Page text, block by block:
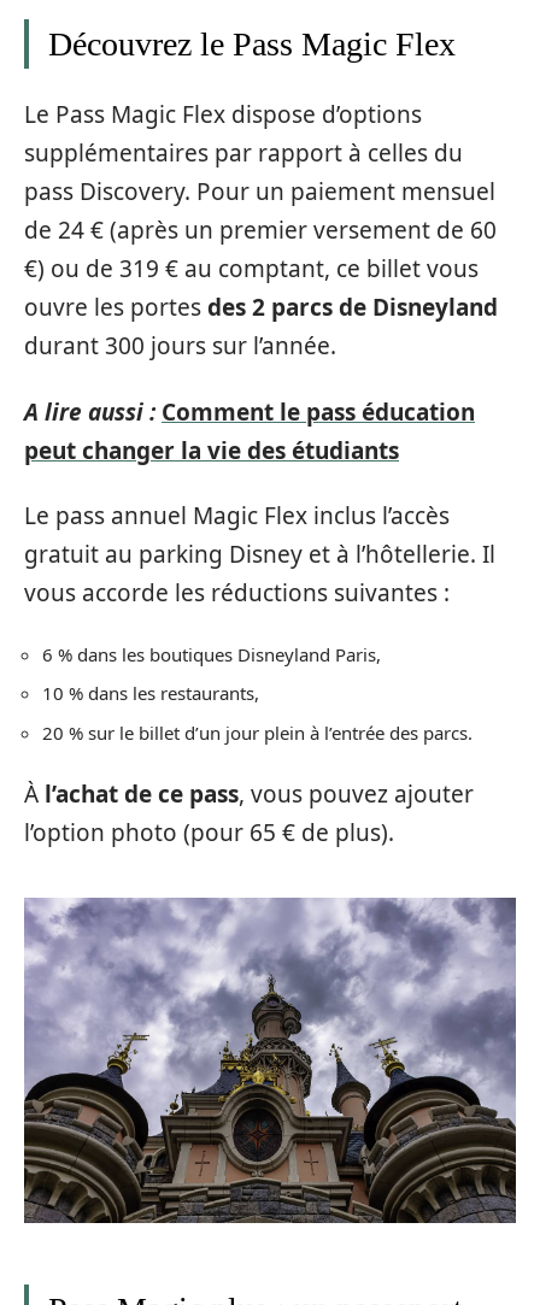
Découvrez le Pass Magic Flex
Le Pass Magic Flex dispose d’options
supplémentaires par rapport à celles du
pass Discovery. Pour un paiement mensuel
de 24 € (après un premier versement de 60
€) ou de 319 € au comptant, ce billet vous
ouvre les portesdes 2 parcs de Disneyland
durant 300 jours sur l’année.
A lire aussi : Comment le pass éducation
peut changer la vie des étudiants
Le pass annuel Magic Flex inclus l’accès
gratuit au parking Disney et à l’hôtellerie. Il
vous accorde les réductions suivantes :
6 % dans les boutiques Disneyland Paris,
10 % dans les restaurants,
20 % sur le billet d’un jour plein à l’entrée des parcs.
À l’achat de ce pass, vous pouvez ajouter
l’option photo (pour 65 € de plus).